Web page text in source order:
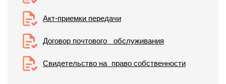
Акт-приемки передачи
Договор почтового обслуживания
Свидетельствo на право собственности